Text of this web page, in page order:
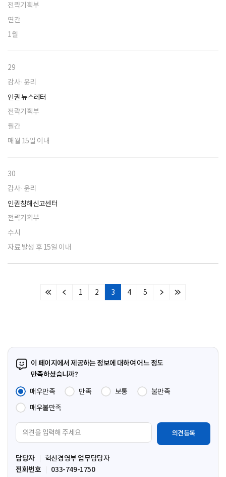
전략기획부
연간
1월
29
감사·윤리
인권 뉴스레터
전략기획부
월간
매월 15일 이내
30
감사·윤리
인권침해신고센터
전략기획부
수시
자료 발생 후 15일 이내
처
이
1 2 3 4 5
다
마
이 페이지에서 제공하는 정보에 대하여 어느 정도
만족하셨습니까?
매우만족
만족 보통
불만족
매우불만족
견
입
력
담당자
혁신경영부 업무담당자
전화번호
033-749-1750